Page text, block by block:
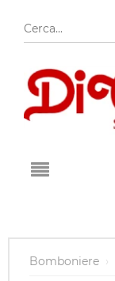
Bomboniere ›